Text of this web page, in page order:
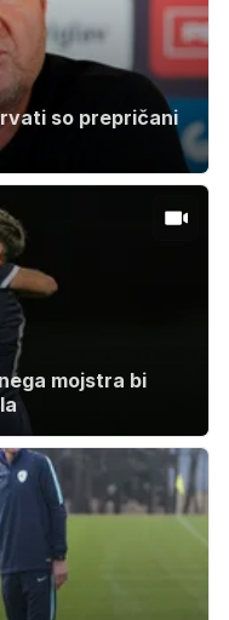
so prepričani
mojstra bi